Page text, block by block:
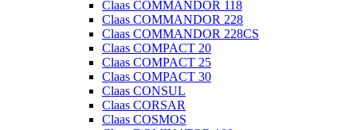
Claas COMMANDOR 118
Claas COMMANDOR 228
Claas COMMANDOR 228CS
Claas COMPACT 20
Claas COMPACT 25
Claas COMPACT 30
Claas CONSUL
Claas CORSAR
Claas COSMOS